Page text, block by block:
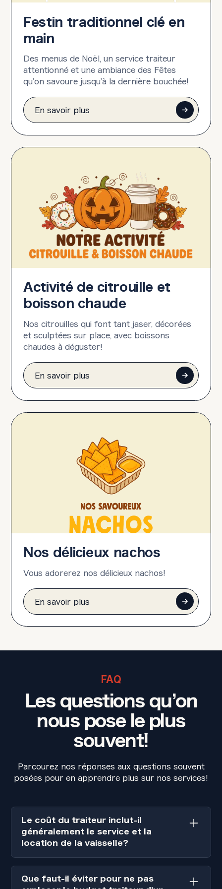
Festin traditionnel clé en
main
Des menus de Noël, un service traiteur
attentionné et une ambiance des Fêtes
qu’on savoure jusqu’à la dernière bouchée!
En savoir plus
Activité de citrouille et
boisson chaude
Nos citrouilles qui font tant jaser, décorées
et sculptées sur place, avec boissons
chaudes à déguster!
En savoir plus
Nos délicieux nachos
Vous adorerez nos délicieux nachos!
En savoir plus
FAQ
Les questions qu’on
nous pose le plus
souvent!
Parcourez nos réponses aux questions souvent
posées pour en apprendre plus sur nos services!
Le coût du traiteur inclut-il
généralement le service et la
location de la vaisselle?
Dans plusieurs cas, oui, mais vérifiez toujours
cette information. Un bon devis de traiteur
détaille précisément ce qui est inclus dans le
Que faut-il éviter pour ne pas